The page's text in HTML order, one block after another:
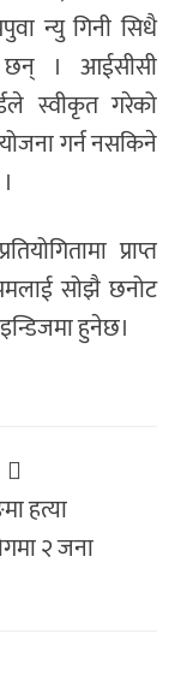
न्यु गिनी सिधै
छन् । आईसीसी
स्वीकृत गरेको
गर्न नसकिने
प्राप्त
सोझै छनोट
हुनेछ।
हत्या
२ जना